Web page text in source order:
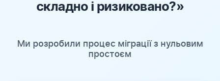
складно і ризиковано?»
Ми розробили процес міграції з нульовим
простоєм